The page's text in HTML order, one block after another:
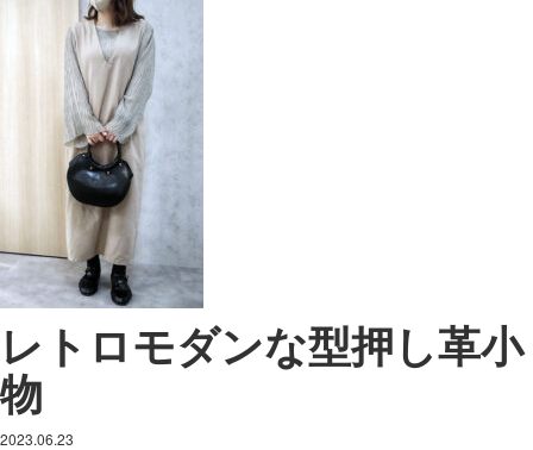
レトロモダンな型押し革小
物
2023.06.23